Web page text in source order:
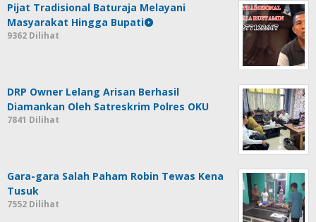
Pijat Tradisional Baturaja Melayani
Masyarakat Hingga Bupati
9362 Dilihat
DRP Owner Lelang Arisan Berhasil
Diamankan Oleh Satreskrim Polres OKU
7841 Dilihat
Gara-gara Salah Paham Robin Tewas Kena
Tusuk
7552 Dilihat